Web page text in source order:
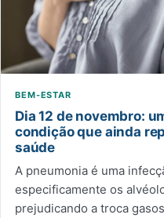
BEM-ESTAR
Dia 12 de novembro:
condição que ainda
saúde
A pneumonia é uma
especificamente os
prejudicando a troca